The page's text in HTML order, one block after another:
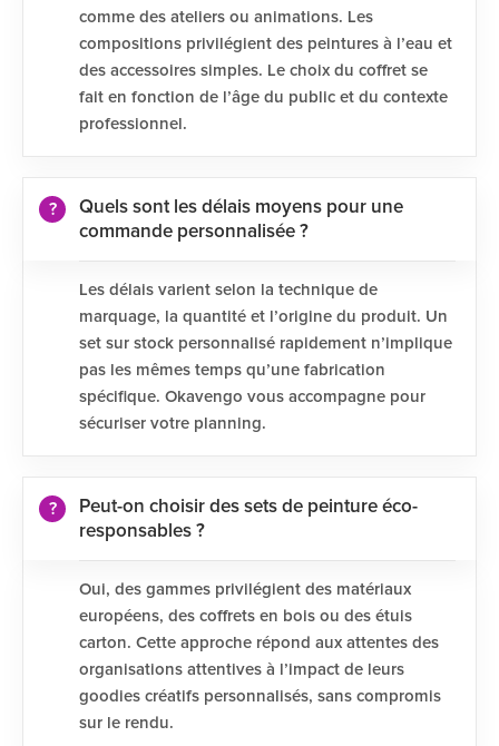
comme des ateliers ou animations. Les
compositions privilégient des peintures à l’eau et
des accessoires simples. Le choix du coffret se
fait en fonction de l’âge du public et du contexte
professionnel.
Quels sont les délais moyens pour une
commande personnalisée ?
Les délais varient selon la technique de
marquage, la quantité et l’origine du produit. Un
set sur stock personnalisé rapidement n’implique
pas les mêmes temps qu’une fabrication
spécifique. Okavengo vous accompagne pour
sécuriser votre planning.
Peut-on choisir des sets de peinture éco-
responsables ?
Oui, des gammes privilégient des matériaux
européens, des coffrets en bois ou des étuis
carton. Cette approche répond aux attentes des
organisations attentives à l’impact de leurs
goodies créatifs personnalisés, sans compromis
sur le rendu.